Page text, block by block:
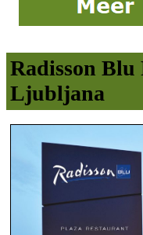
Radisson Blu
Ljubljana